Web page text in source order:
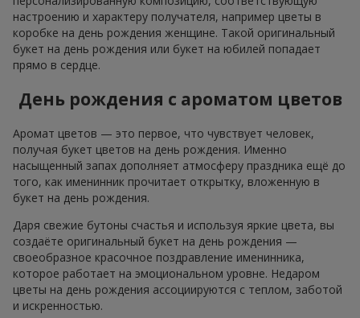
настроению и характеру получателя, например цветы в
коробке на день рождения женщине. Такой оригинальный
букет на день рождения или букет на юбилей попадает
прямо в сердце.
День рождения с ароматом цветов
Аромат цветов — это первое, что чувствует человек,
получая букет цветов на день рождения. Именно
насыщенный запах дополняет атмосферу праздника ещё до
того, как именинник прочитает открытку, вложенную в
букет на день рождения.
Даря свежие бутоны счастья и используя яркие цвета, вы
создаёте оригинальный букет на день рождения —
своеобразное красочное поздравление именинника,
которое работает на эмоциональном уровне. Недаром
цветы на день рождения ассоциируются с теплом, заботой
и искренностью.